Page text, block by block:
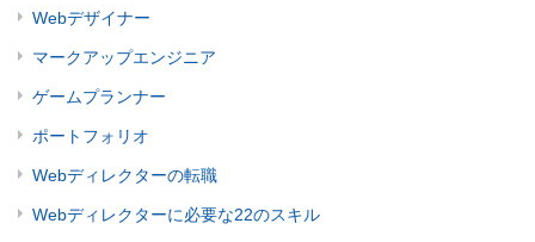
Webデザイナー
マークアップエンジニア
ゲームプランナー
ポートフォリオ
Webディレクターの転職
Webディレクターに必要な22のスキル